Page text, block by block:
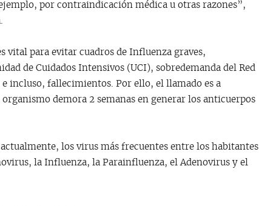
por contraindicación médica u otras razones”,
vital para evitar cuadros de Influenza graves,
de Cuidados Intensivos (UCI), sobredemanda del Red
incluso, fallecimientos. Por ello, el llamado es a
demora 2 semanas en generar los anticuerpos
los virus más frecuentes entre los habitantes
la Influenza, la Parainfluenza, el Adenovirus y el